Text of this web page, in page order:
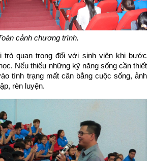
cảnh chương trình.
trò quan trọng đối với sinh viên khi bước
Nếu thiếu những kỹ năng sống cần thiết
tình trạng mất cân bằng cuộc sống, ảnh
rèn luyện.